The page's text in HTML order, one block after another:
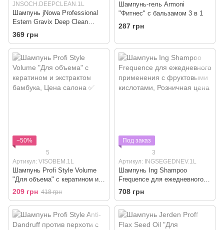
JNSOCH.DEEPCLEAN.1L
Шампунь jNowa Professional
Estern Gravix Deep Clean
глубокой очистки
369 грн
Шампунь-гель Armoni
"Фитнес" с бальзамом 3 в 1
287 грн
−50%
5
Артикул: VISOBEM.1L
Шампунь Profi Style Volume
"Для объема" с кератином и
экстрактом бамбука
209 грн 418 грн
Под заказ
3
Артикул: INGSEGEDNEV.1L
Шампунь Ing Shampoo
Frequence для ежедневного
применения с фруктовыми
кислотами
708 грн